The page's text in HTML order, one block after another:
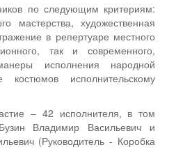
по следующим критериям:
мастерства, художественная
в репертуаре местного
так и современного,
исполнения народной
костюмов исполнительскому
– 42 исполнителя, в том
Владимир Васильевич и
(Руководитель - Коробка